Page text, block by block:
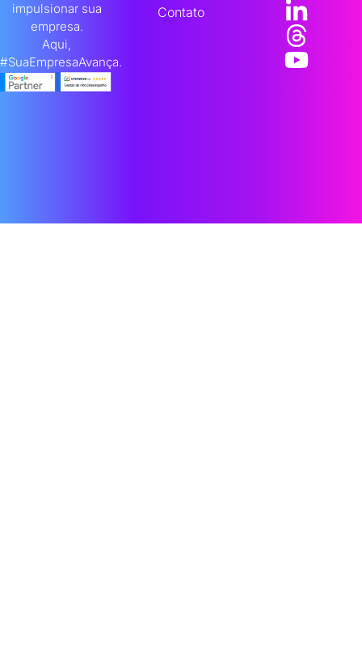
impulsionar sua
empresa.
Aqui,
#SuaEmpresaAvança.
Contato